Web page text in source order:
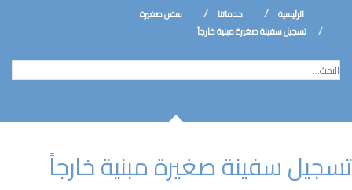
الأخبار
إعلانات ومناقصات
الرئيسية خدماتنا
سفن صغيرة
تسجيل سفينة صغيرة مبنية خارجاً
تسجيل سفينة صغيرة مبنية خارجاً